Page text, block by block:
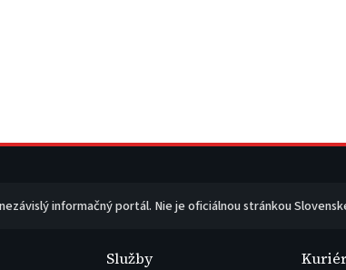
informačný portál. Nie je oficiálnou stránkou
Služby